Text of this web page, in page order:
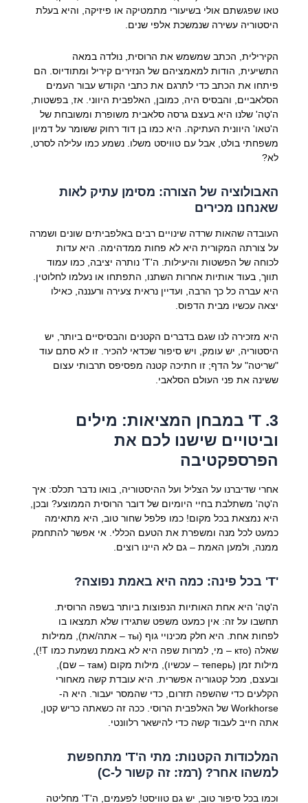
טאו שפגשתם אולי בשיעורי מתמטיקה או פיזיקה, והיא בעלת
היסטוריה עשירה שנמשכת אלפי שנים.
הקירילית, הכתב שמשמש את הרוסית, נולדה במאה
התשיעית, הודות למאמציהם של הנזירים קיריל ומתודיוס. הם
פיתחו את הכתב כדי לתרגם את כתבי הקודש עבור העמים
הסלאביים, והבסיס היה, כמובן, האלפבית היווני. אז, בפשטות,
ה'טֶה' שלנו היא בעצם גרסה סלאבית משופרת ומשובחת של
ה'טאו' היוונית העתיקה. היא כמו בן דוד רחוק ששומר על דמיון
משפחתי בולט, אבל עם טוויסט משלו. נשמע כמו עלילה לסרט,
לא?
האבולוציה של הצורה: מסימן עתיק לאות
שאנחנו מכירים
העובדה שהאות שרדה שינויים רבים באלפביתים שונים ושמרה
על צורתה המקורית היא לא פחות ממדהימה. היא עדות
לכוחה של הפשטות והיעילות. ה'Т' נותרה יציבה, כמו עמוד
תווך, בעוד אותיות אחרות השתנו, התפתחו או נעלמו לחלוטין.
היא עברה כל כך הרבה, ועדיין נראית צעירה ורעננה, כאילו
יצאה עכשיו מבית הדפוס.
היא מזכירה לנו שגם בדברים הקטנים והבסיסיים ביותר, יש
היסטוריה, יש עומק, ויש סיפור שכדאי להכיר. זו לא סתם עוד
"שריטה" על הדף; זו חתיכה קטנה מפסיפס תרבותי עצום
ששינה את פני העולם הסלאבי.
3. Т' במבחן המציאות: מילים
וביטויים שישנו לכם את
הפרספקטיבה
אחרי שדיברנו על הצליל ועל ההיסטוריה, בואו נדבר תכלס: איך
ה'טֶה' משתלבת בחיי היומיום של דובר הרוסית הממוצע? ובכן,
היא נמצאת בכל מקום! כמו פלפל שחור טוב, היא מתאימה
כמעט לכל מנה ומשפרת את הטעם הכללי. אי אפשר להתחמק
ממנה, ולמען האמת – גם לא היינו רוצים.
'Т' בכל פינה: כמה היא באמת נפוצה?
ה'טֶה' היא אחת האותיות הנפוצות ביותר בשפה הרוסית.
תחשבו על זה: אין כמעט משפט שתגידו שלא תמצאו בו
לפחות אחת. היא חלק מכינויי גוף (ты– אתה/את), ממילות
שאלה (кто
– מי, למרות שפה היא לא באמת נשמעת כמו Т!),
מילות זמן (теперь– עכשיו), מילות מקום (там– שם),
ובעצם, מכל קטגוריה אפשרית. היא עובדת קשה מאחורי
הקלעים כדי שהשפה תזרום, כדי שהמסר יעבור. היא ה-
Workhorse של האלפבית הרוסי. ככה זה כשאתה כריש קטן,
אתה חייב לעבוד קשה כדי להישאר רלוונטי.
המלכודות הקטנות: מתי ה'Т' מתחפשת
למשהו אחר? (רמז: זה קשור ל-С)
וכמו בכל סיפור טוב, יש גם טוויסט! לפעמים, ה'Т' מחליטה